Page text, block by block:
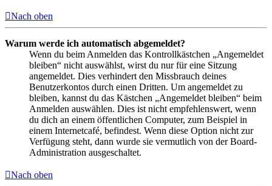
Nach oben
Warum werde ich automatisch abgemeldet?
Wenn du beim Anmelden das Kontrollkästchen „Angemeldet
bleiben“ nicht auswählst, wirst du nur für eine Sitzung
angemeldet. Dies verhindert den Missbrauch deines
Benutzerkontos durch einen Dritten. Um angemeldet zu
bleiben, kannst du das Kästchen „Angemeldet bleiben“ beim
Anmelden auswählen. Dies ist nicht empfehlenswert, wenn
du dich an einem öffentlichen Computer, zum Beispiel in
einem Internetcafé, befindest. Wenn diese Option nicht zur
Verfügung steht, dann wurde sie vermutlich von der Board-
Administration ausgeschaltet.
Nach oben